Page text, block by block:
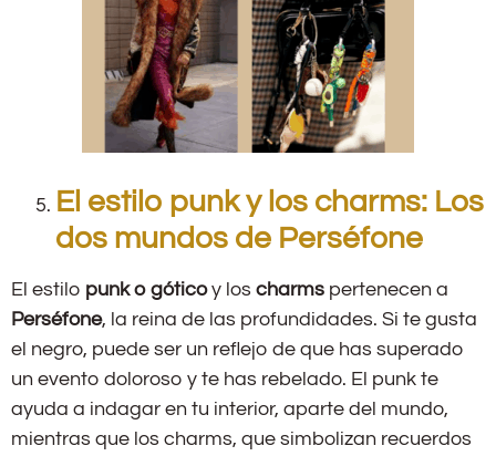
El estilo punk y los charms: Los
dos mundos de Perséfone
El estilo punk o góticoy los charms pertenecen a
Perséfone, la reina de las profundidades. Si te gusta
el negro, puede ser un reflejo de que has superado
un evento doloroso y te has rebelado. El punk te
ayuda a indagar en tu interior, aparte del mundo,
mientras que los charms, que simbolizan recuerdos